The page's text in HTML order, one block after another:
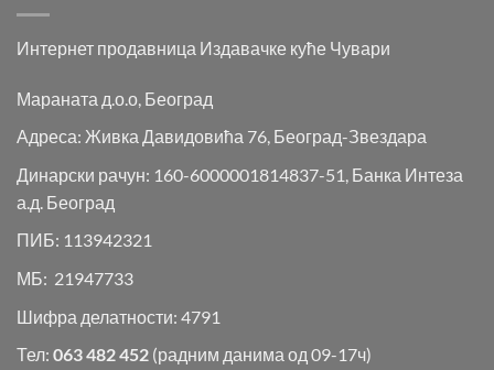
Интернет продавница Издавачке куће Чувари
Мараната д.о.о, Београд
Адреса: Живка Давидовића 76, Београд-Звездара
Динарски рачун: 160-6000001814837-51, Банка Интеза
а.д. Београд
ПИБ: 113942321
МБ: 21947733
Шифра делатности: 4791
Тел: 063 482 452 (радним данима од 09-17ч)